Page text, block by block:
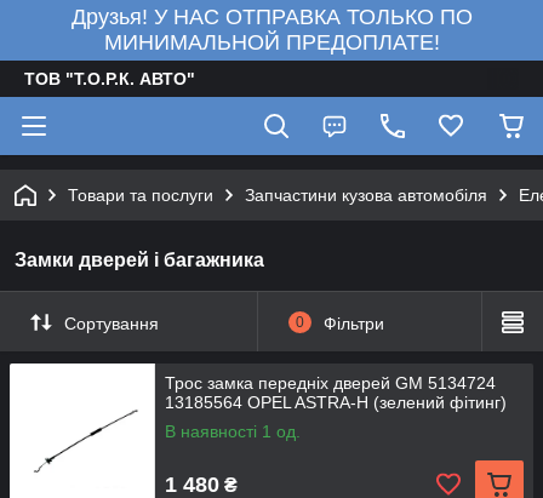
Друзья! У НАС ОТПРАВКА ТОЛЬКО ПО
МИНИМАЛЬНОЙ ПРЕДОПЛАТЕ!
ТОВ "Т.О.Р.К. АВТО"
Товари та послуги Запчастини кузова автомобіля
Замки дверей і багажника
Сортування 0 Фільтри
Трос замка передніх дверей GM 5134724
13185564 OPEL ASTRA-H (зелений фітинг)
В наявності 1 од.
1 480 ₴